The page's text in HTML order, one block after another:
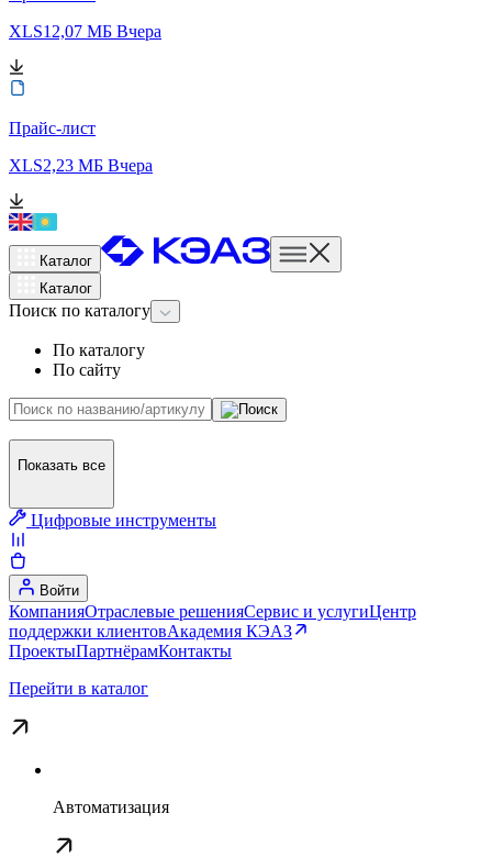
XLS12,07 МБ Вчера
Прайс-лист
XLS2,23 МБ Вчера
Каталог
Каталог
Поиск по каталогу
По каталогу
По сайту
Показать все
Цифровые инструменты
Войти
КомпанияОтраслевые решенияСервис и услугиЦентр
поддержки клиентовАкадемия КЭАЗ
ПроектыПартнёрамКонтакты
Перейти в каталог
Автоматизация